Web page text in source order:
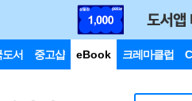
서 중고샵 eBook 크레마클럽